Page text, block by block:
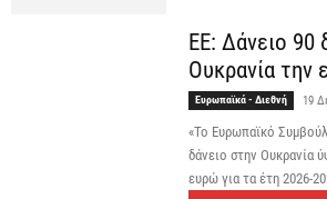
ΕΕ: Δάνειο 90
Ουκρανία την
Ευρωπαϊκά - Διεθνή 19
«Το Ευρωπαϊκό
δάνειο στην Ουκρανία
ευρώ για τα έτη 2026-